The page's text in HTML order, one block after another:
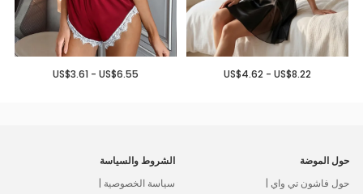
US$4.62 - US$8.22
US$3.61 - US$6.55
حول الموضة
حول فاشون تي واي |
الشروط والسياسة
سياسة الخصوصية |